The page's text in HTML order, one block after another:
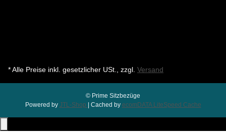
* Alle Preise inkl. gesetzlicher USt., zzgl. Versand
© Prime Sitzbezüge
Powered by JTL-Shop | Cached by ecomDATA LiteSpeed Cache